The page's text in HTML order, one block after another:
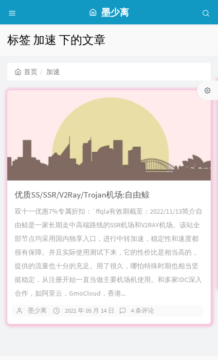
墨少离
标签 加速 下的文章
首页 加速
优质SS/SSR/V2Ray/Trojan机场:自由鲸
双十一优惠7%专属折扣：`ffqla有效期截至：2022/11/13简介自
由鲸是一家长期走中高端路线的SSR机场和V2RAY机场。该站全
部节点均采用国内独享入口，进行中转加速，稳定性和速度都
很有保障。并且实际使用测试下来，它的性价比是相当高的，
提供的流量也十分的充足。用了很久，哪怕特殊时期也相当坚
挺稳定，从注册开始一直当做主要机场机使用。和多家IDC深入
合作，如阿里云，GmoCloud，香港...
墨少离 2021 年 05 月 14 日 4 条评论